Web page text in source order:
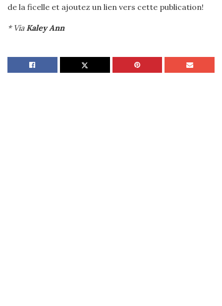
de la ficelle et ajoutez un lien vers cette publication!
* Via Kaley Ann